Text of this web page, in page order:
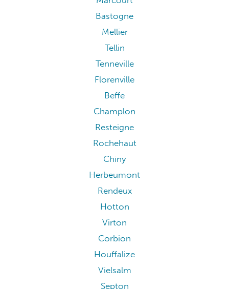
Bastogne
Mellier
Tellin
Tenneville
Florenville
Beffe
Champlon
Resteigne
Rochehaut
Chiny
Herbeumont
Rendeux
Hotton
Virton
Corbion
Houffalize
Vielsalm
Septon